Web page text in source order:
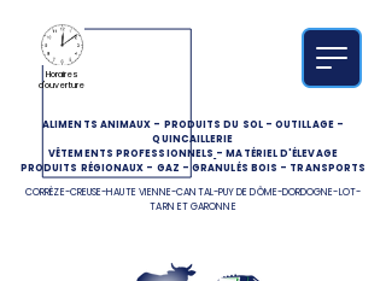
ALIMENTS ANIMAUX - PRODUITS DU SOL-OUTILLAGE-
QUINCAILLERIE
VÊTEMENTS PROFESSIONNELS -MATÉRIEL D'ÉLEVAGE
PRODUITS RÉGIONAUX - GAZ -GRANULÉS BOIS - TRANSPORTS
CORRÈZE-CREUSE-HAUTE VIENNE-CANTAL-PUY DE DÔME-DORDOGNE-LOT-
TARN ET GARONNE
Horaires
d'ouverture